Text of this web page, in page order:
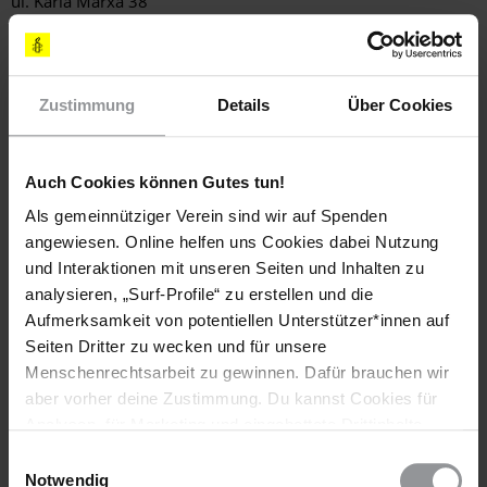
Zustimmung Details Über Cookies
Auch Cookies können Gutes tun!
Als gemeinnütziger Verein sind wir auf Spenden
angewiesen. Online helfen uns Cookies dabei Nutzung
und Interaktionen mit unseren Seiten und Inhalten zu
analysieren, „Surf-Profile“ zu erstellen und die
Aufmerksamkeit von potentiellen Unterstützer*innen auf
Seiten Dritter zu wecken und für unsere
Menschenrechtsarbeit zu gewinnen. Dafür brauchen wir
aber vorher deine Zustimmung. Du kannst Cookies für
wieder ändern. Diesen Banner kannst Du über den Link
Notwendig
BELARUS
(Anrede: Dear President Lukashenka / Sehr geehrter Herr
Präsident)
Fax: (00 375) 17 226 06 10 oder
LEITER DES SHCHYCHYN UNTERSUCHUNGSAUSSCHUSSES
Investigative Committee of Shchychyn
Ul. Krasnoarmeiskaya 1
231510 Hrodna Region
BELARUS
(Anrede: Dear Head of the Investigative Committee / Sehr
geehrter Leiter des Untersuchungsausschusses)
KOPIEN AN